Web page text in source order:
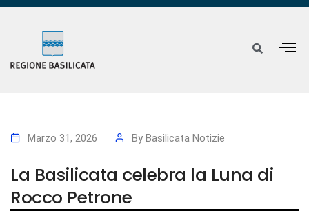
Marzo 31, 2026 By Basilicata Notizie
La Basilicata celebra la Luna di
Rocco Petrone